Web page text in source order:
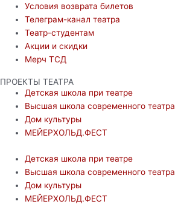
Условия возврата билетов
Телеграм-канал театра
Театр-студентам
Акции и скидки
Мерч ТСД
ПРОЕКТЫ ТЕАТРА
Детская школа при театре
Высшая школа современного театра
Дом культуры
МЕЙЕРХОЛЬД.ФЕСТ
Детская школа при театре
Высшая школа современного театра
Дом культуры
МЕЙЕРХОЛЬД.ФЕСТ